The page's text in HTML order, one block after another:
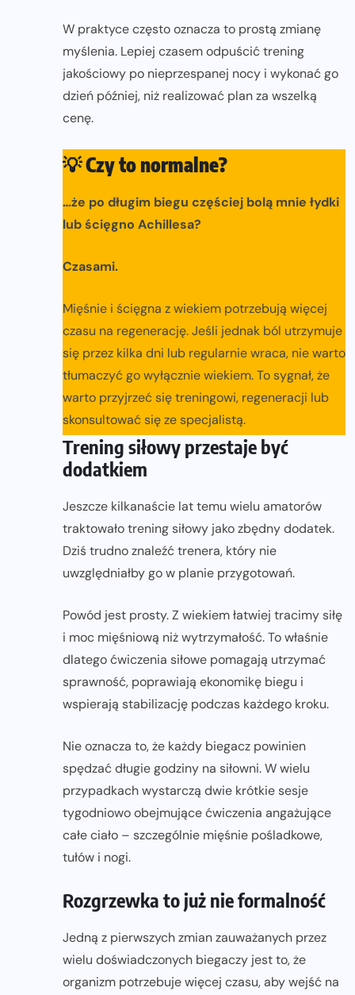
W praktyce często oznacza to prostą zmianę
myślenia. Lepiej czasem odpuścić trening
jakościowy po nieprzespanej nocy i wykonać go
dzień później, niż realizować plan za wszelką
cenę.
💡Czy to normalne?
…że po długim biegu częściej bolą mnie łydki
lub ścięgno Achillesa?
Czasami.
Mięśnie i ścięgna z wiekiem potrzebują więcej
czasu na regenerację. Jeśli jednak ból utrzymuje
się przez kilka dni lub regularnie wraca, nie warto
tłumaczyć go wyłącznie wiekiem. To sygnał, że
warto przyjrzeć się treningowi, regeneracji lub
skonsultować się ze specjalistą.
Trening siłowy przestaje być
dodatkiem
Jeszcze kilkanaście lat temu wielu amatorów
traktowało trening siłowy jako zbędny dodatek.
Dziś trudno znaleźć trenera, który nie
uwzględniałby go w planie przygotowań.
Powód jest prosty. Z wiekiem łatwiej tracimy siłę
i moc mięśniową niż wytrzymałość. To właśnie
dlatego ćwiczenia siłowe pomagają utrzymać
sprawność, poprawiają ekonomikę biegu i
wspierają stabilizację podczas każdego kroku.
Nie oznacza to, że każdy biegacz powinien
spędzać długie godziny na siłowni. W wielu
przypadkach wystarczą dwie krótkie sesje
tygodniowo obejmujące ćwiczenia angażujące
całe ciało – szczególnie mięśnie pośladkowe,
tułów i nogi.
Rozgrzewka to już nie formalność
Jedną z pierwszych zmian zauważanych przez
wielu doświadczonych biegaczy jest to, że
organizm potrzebuje więcej czasu, aby wejść na